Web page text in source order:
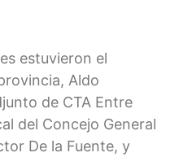
estuvieron el
Aldo
de CTA Entre
del Concejo General
De la Fuente, y